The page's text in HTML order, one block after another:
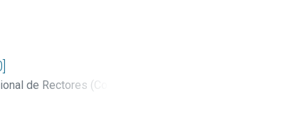
de Rectores (Costa